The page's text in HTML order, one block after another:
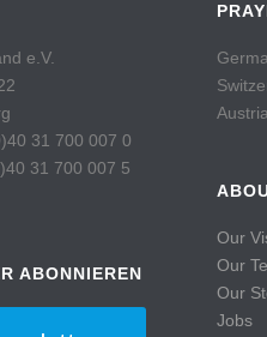
e.V.
31 700 007 0
31 700 007 5
ABONNIEREN
Our
Our
Our
Jobs